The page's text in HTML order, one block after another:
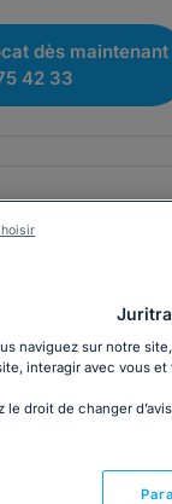
dès maintenant
42 33
je suis
de
naviguez sur notre
interagir avec vous
le droit de changer